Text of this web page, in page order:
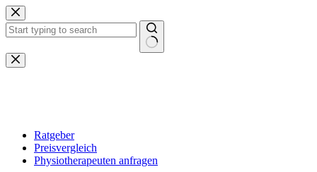
Zum
Inhalt
springen
Keine
Ergebnisse
Ratgeber
Preisvergleich
Physiotherapeuten anfragen